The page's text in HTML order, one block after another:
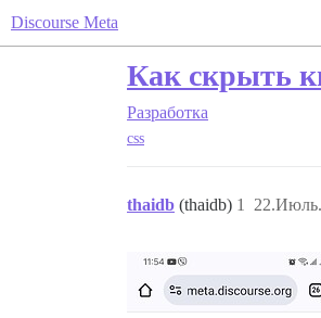
Discourse Meta
Как скрыть
Разработка
css
thaidb (thaidb) 1